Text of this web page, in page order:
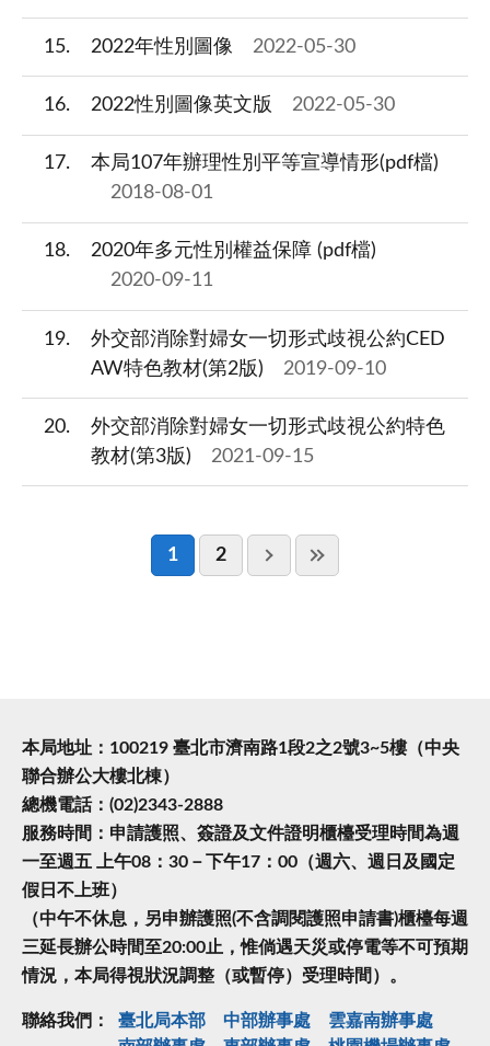
15 2022年性別圖像 2022-05-30
16 2022性別圖像英文版 2022-05-30
17
本局107年辦理性別平等宣導情形(pdf檔)
2018-08-01
18
2020年多元性別權益保障 (pdf檔)
2020-09-11
19
外交部消除對婦女一切形式歧視公約CED
AW特色教材(第2版)
2019-09-10
20
外交部消除對婦女一切形式歧視公約特色
教材(第3版)
2021-09-15
1 2
本局地址：100219 臺北市濟南路1段2之2號3~5樓（中央
聯合辦公大樓北棟）
總機電話：(02)2343-2888
服務時間：申請護照、簽證及文件證明櫃檯受理時間為週
一至週五 上午08：30－下午17：00（週六、週日及國定
假日不上班）
（中午不休息，另申辦護照(不含調閱護照申請書)櫃檯每週
三延長辦公時間至20:00止，惟倘遇天災或停電等不可預期
情況，本局得視狀況調整（或暫停）受理時間）。
聯絡我們： 臺北局本部 中部辦事處
雲嘉南辦事處